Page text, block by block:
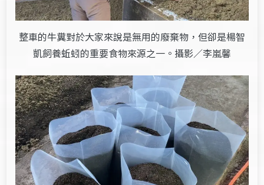
整車的牛糞對於大家來說是無用的廢棄物，但卻是楊智
凱飼養蚯蚓的重要食物來源之一。攝影／李嵐馨